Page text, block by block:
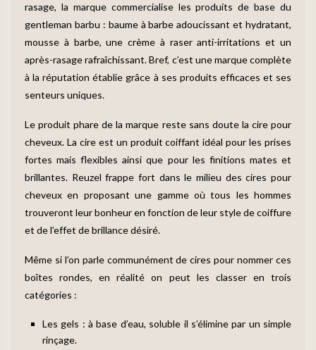
rasage, la marque commercialise les produits de base du
gentleman barbu : baume à barbe adoucissant et hydratant,
mousse à barbe, une crème à raser anti-irritations et un
après-rasage rafraîchissant. Bref, c’est une marque complète
à la réputation établie grâce à ses produits efficaces et ses
senteurs uniques.
Le produit phare de la marque reste sans doute la cire pour
cheveux. La cire est un produit coiffant idéal pour les prises
fortes mais flexibles ainsi que pour les finitions mates et
brillantes. Reuzel frappe fort dans le milieu des cires pour
cheveux en proposant une gamme où tous les hommes
trouveront leur bonheur en fonction de leur style de coiffure
et de l’effet de brillance désiré.
Même si l’on parle communément de cires pour nommer ces
boîtes rondes, en réalité on peut les classer en trois
catégories :
Les gels : à base d’eau, soluble il s’élimine par un simple
rinçage.